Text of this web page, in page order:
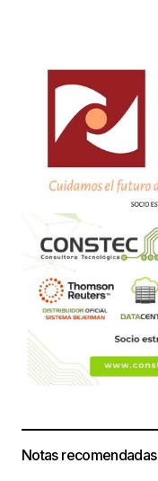
Notas recomendadas